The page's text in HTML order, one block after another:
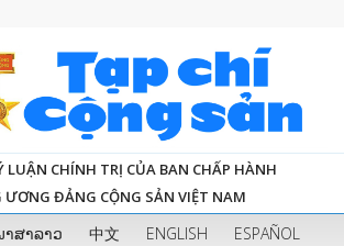
LUẬN CHÍNH TRỊ CỦA BAN CHẤP HÀNH
ƯƠNG ĐẢNG CỘNG SẢN VIỆT NAM
າສາລາວ 中文 ENGLISH
ESPAÑOL